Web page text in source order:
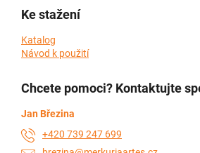
Ke stažení
Katalog
Návod k použití
Chcete pomoci? Kontaktujte
Jan Březina
+420 739 247 699